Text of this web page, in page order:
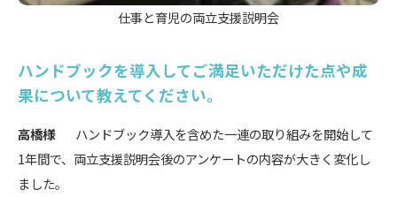
仕事と育児の両立支援説明会
ハンドブックを導入してご満足いただけた点や成
果について教えてください。
高橋様
ハンドブック導入を含めた一連の取り組みを開始して
1年間で、両立支援説明会後のアンケートの内容が大きく変化し
ました。